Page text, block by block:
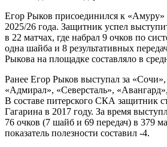
Егор Рыков присоединился к
2025/26 года. Защитник успел
в 22 матчах, где набрал 9 очков по
одна шайба и 8 результативных
Рыкова на площадке составляло в
Ранее Егор Рыков выступал за
«Адмирал», «Северсталь»,
В составе питерского СКА защитник
Гагарина в 2017 году. За время
76 очков (7 шайб и 69 передач) в 379
показатель полезности составил -4.